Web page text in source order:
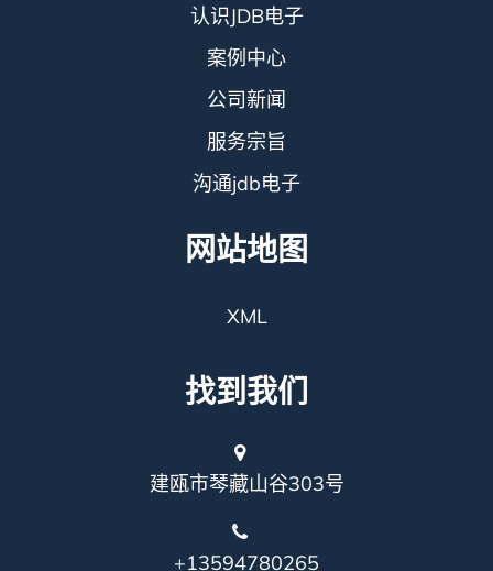
认识JDB电子
案例中心
公司新闻
服务宗旨
沟通jdb电子
网站地图
XML
找到我们
建瓯市琴藏山谷303号
+13594780265